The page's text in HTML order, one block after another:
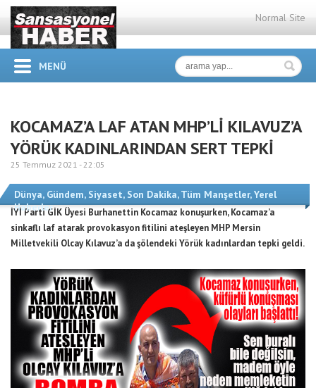
Normal Site
MENÜ
KOCAMAZ’A LAF ATAN MHP’Lİ KILAVUZ’A
YÖRÜK KADINLARINDAN SERT TEPKİ
25 Temmuz 2021 -22:05
Dünya, Gündem, Siyaset, Son Dakika,Tüm Manşetler,Yerel
Haberler
İYİ Parti GİK Üyesi Burhanettin Kocamaz konuşurken, Kocamaz’a
sinkaflı laf atarak provokasyon fitilini ateşleyen MHP Mersin
Milletvekili Olcay Kılavuz’a da şölendeki Yörük kadınlardan tepki geldi.